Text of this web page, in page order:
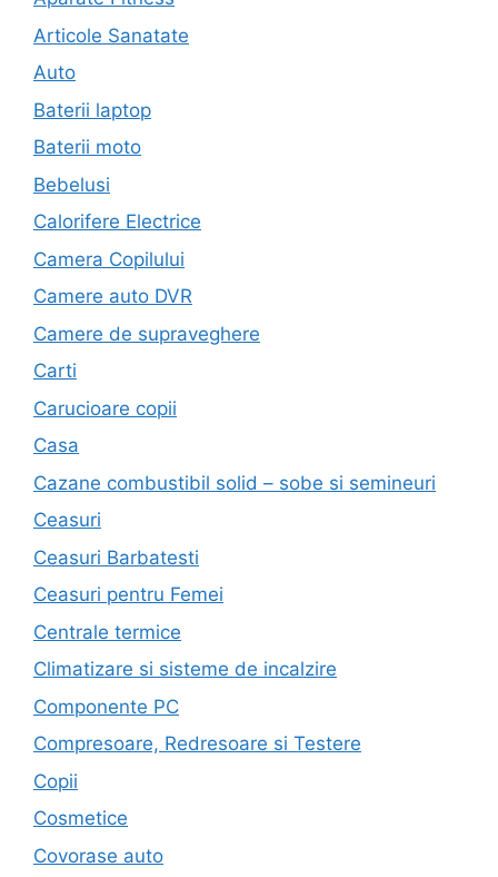
Articole Sanatate
Auto
Baterii laptop
Baterii moto
Bebelusi
Calorifere Electrice
Camera Copilului
Camere auto DVR
Camere de supraveghere
Carti
Carucioare copii
Casa
Cazane combustibil solid – sobe si semineuri
Ceasuri
Ceasuri Barbatesti
Ceasuri pentru Femei
Centrale termice
Climatizare si sisteme de incalzire
Componente PC
Compresoare, Redresoare si Testere
Copii
Cosmetice
Covorase auto